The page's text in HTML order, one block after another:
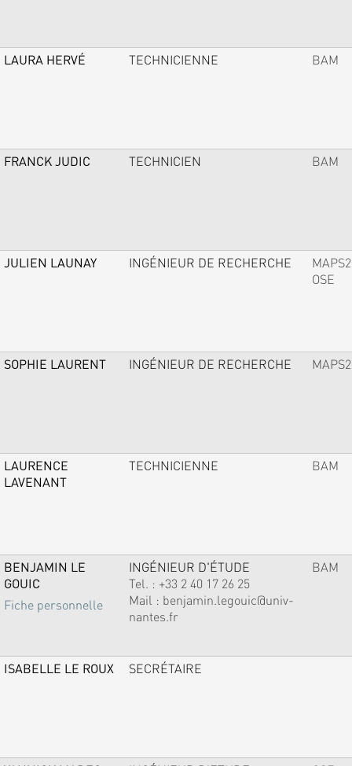
LAURA HERVÉ TECHNICIENNE BAM
FRANCK JUDIC TECHNICIEN BAM
JULIEN LAUNAY INGÉNIEUR DE RECHERCHE
MAPS2
OSE
SOPHIE LAURENT INGÉNIEUR DE RECHERCHE MAPS2
LAURENCE
LAVENANT
TECHNICIENNE BAM
BENJAMIN LE
GOUIC
Fiche personnelle
INGÉNIEUR D'ÉTUDE
Tel. : +33 2 40 17 26 25
Mail : benjamin.legouic@univ-
nantes.fr
BAM
ISABELLE LE ROUX SECRÉTAIRE